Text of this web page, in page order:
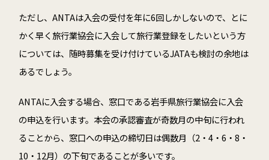
ただし、ANTAは入会の受付を年に6回しかしないので、とに
かく早く旅行業協会に入会して旅行業登録をしたいという方
については、随時募集を受け付けているJATAも検討の余地は
あるでしょう。
ANTAに入会する場合、窓口である岩手県旅行業協会に入会
の申込を行います。本会の承認審査が奇数月の中旬に行われ
ることから、窓口への申込の締切日は偶数月（2・4・6・8・
10・12月）の下旬であることが多いです。